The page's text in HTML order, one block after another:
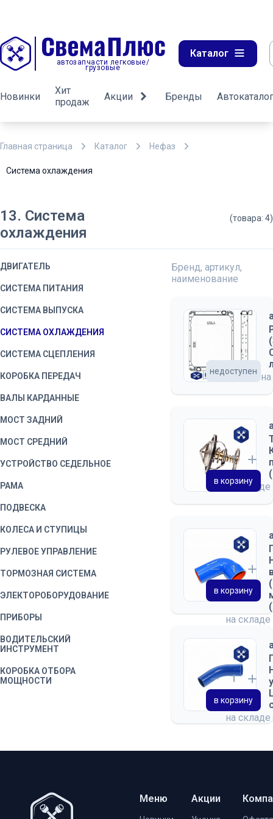
автозапчасти легковые/
грузовые
Каталог
Новинки
Хит
продаж
Акции Бренды Автокаталог
Главная страница Каталог Нефаз
Система охлаждения
13. Система
охлаждения
(товара: 4)
ДВИГАТЕЛЬ
СИСТЕМА ПИТАНИЯ
СИСТЕМА ВЫПУСКА
СИСТЕМА ОХЛАЖДЕНИЯ
СИСТЕМА СЦЕПЛЕНИЯ
КОРОБКА ПЕРЕДАЧ
ВАЛЫ КАРДАННЫЕ
МОСТ ЗАДНИЙ
МОСТ СРЕДНИЙ
УСТРОЙСТВО СЕДЕЛЬНОЕ
РАМА
ПОДВЕСКА
КОЛЕСА И СТУПИЦЫ
РУЛЕВОЕ УПРАВЛЕНИЕ
ТОРМОЗНАЯ СИСТЕМА
ЭЛЕКТОРОБОРУДОВАНИЕ
ПРИБОРЫ
ВОДИТЕЛЬСКИЙ
ИНСТРУМЕНТ
КОРОБКА ОТБОРА
МОЩНОСТИ
ПЛАТФОРМА
МЕХАНИЗМ ПОДЪЕМА
Бренд, артикул,
наименование
недоступен
на складе
в корзину
на складе
в корзину
на складе
в корзину
Меню Акции